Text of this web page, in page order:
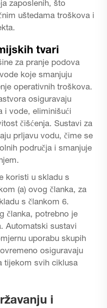
zaposlenih, što
uštedama troškova i
tvari
za pranje podova
koje smanjuju
operativnih troškova.
osiguravaju
i vode, eliminišući
čišćenja. Sustavi za
prljavu vodu, čime se
područja i smanjuje
koristi u skladu s
(a) ovog članka, za
s člankom 6.
članka, potrebno je
Automatski sustavi
uporabu skupih
osiguravaju
tijekom svih ciklusa
i